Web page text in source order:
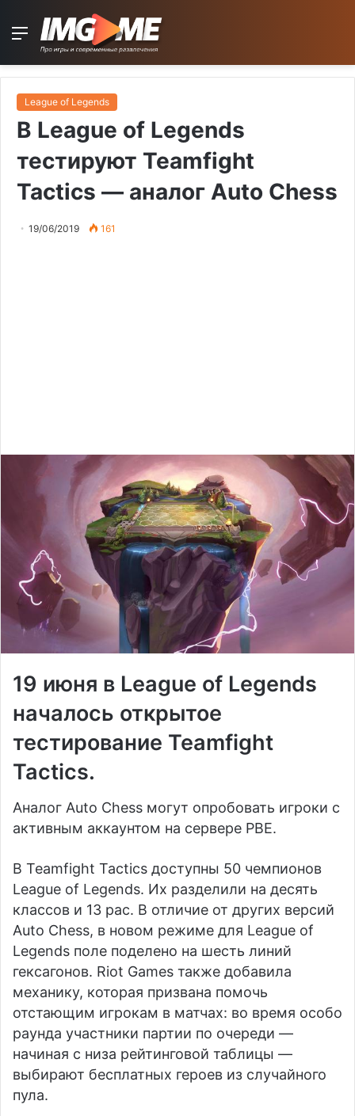
Menu
League of Legends
В League of Legends
тестируют Teamfight
Tactics — аналог Auto Chess
19/06/2019 161
19 июня в League of Legends
началось открытое
тестирование Teamfight
Tactics.
Аналог Auto Chess могут опробовать игроки с
активным аккаунтом на сервере PBE.
В Teamfight Tactics доступны 50 чемпионов
League of Legends. Их разделили на десять
классов и 13 рас. В отличие от других версий
Auto Chess, в новом режиме для League of
Legends поле поделено на шесть линий
гексагонов. Riot Games также добавила
механику, которая призвана помочь
отстающим игрокам в матчах: во время особо
раунда участники партии по очереди —
начиная с низа рейтинговой таблицы —
выбирают бесплатных героев из случайного
пула.